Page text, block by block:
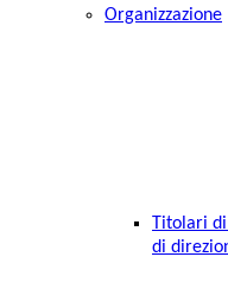
Organizzazione
Titolari
di